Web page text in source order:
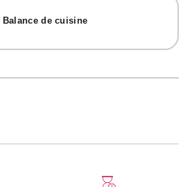
Balance de cuisine